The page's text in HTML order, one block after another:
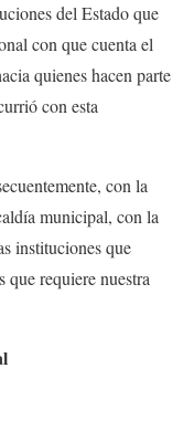
del Estado que
con que cuenta el
quienes hacen parte
con esta
con la
municipal, con la
instituciones que
que requiere nuestra